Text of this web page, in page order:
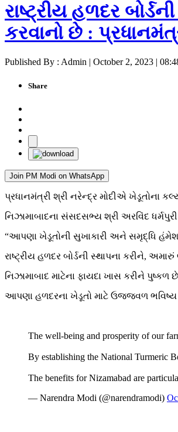
રાષ્ટ્રીય હળદર
કરવાનો છે :
Published By : Admin | October 2, 2023 |
Share
Join PM Modi on WhatsApp
પ્રધાનમંત્રી શ્રી નરેન્દ્ર મોદીએ ખેડૂતોના
નિઝામાબાદના સંસદસભ્ય શ્રી અરવિંદ
“આપણા ખેડૂતોની સુખાકારી અને સમૃદ્ધિ હંમેશા
રાષ્ટ્રીય હળદર બોર્ડની સ્થાપના કરીને,
નિઝામાબાદ માટેના ફાયદા ખાસ કરીને પુષ્કળ
આપણા હળદરના ખેડૂતો માટે ઉજ્જવળ ભવિષ્ય
The well-being and prosperity of our
By establishing the National Turmeric
The benefits for Nizamabad are
— Narendra Modi (@narendramodi)